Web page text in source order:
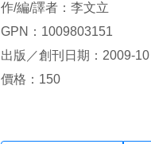
作/編/譯者：李文立
GPN：1009803151
出版／創刊日期：2009-10
價格：150